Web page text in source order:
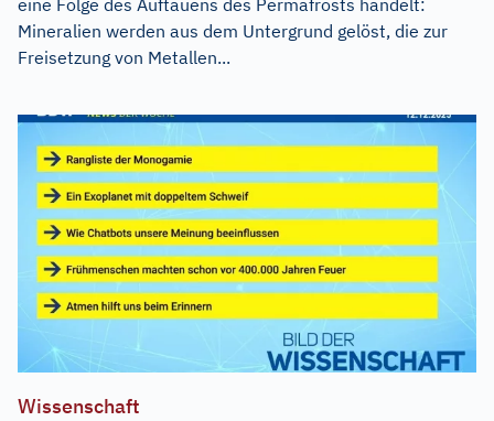
eine Folge des Auftauens des Permafrosts handelt:
Mineralien werden aus dem Untergrund gelöst, die zur
Freisetzung von Metallen...
Wissenschaft